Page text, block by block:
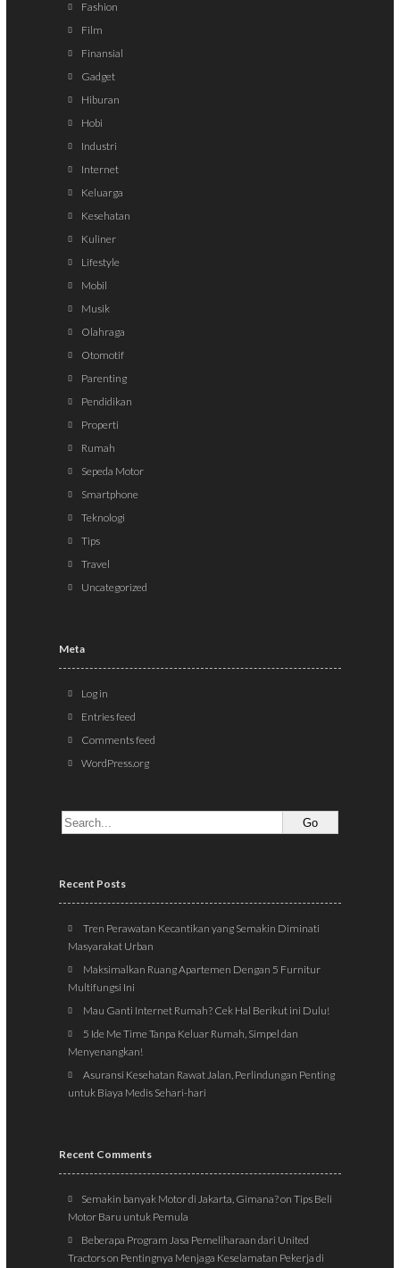
Fashion
Film
Finansial
Gadget
Hiburan
Hobi
Industri
Internet
Keluarga
Kesehatan
Kuliner
Lifestyle
Mobil
Musik
Olahraga
Otomotif
Parenting
Pendidikan
Properti
Rumah
Sepeda Motor
Smartphone
Teknologi
Tips
Travel
Uncategorized
Meta
Log in
Entries feed
Comments feed
WordPress.org
Recent Posts
Tren Perawatan Kecantikan yang Semakin Diminati
Masyarakat Urban
Maksimalkan Ruang Apartemen Dengan 5 Furnitur
Multifungsi Ini
Mau Ganti Internet Rumah? Cek Hal Berikut ini Dulu!
5 Ide Me Time Tanpa Keluar Rumah, Simpel dan
Menyenangkan!
Asuransi Kesehatan Rawat Jalan, Perlindungan Penting
untuk Biaya Medis Sehari-hari
Recent Comments
Semakin banyak Motor di Jakarta, Gimana?onTips Beli
Motor Baru untuk Pemula
Beberapa Program Jasa Pemeliharaan dari United
Tractorson Pentingnya Menjaga Keselamatan Pekerja di